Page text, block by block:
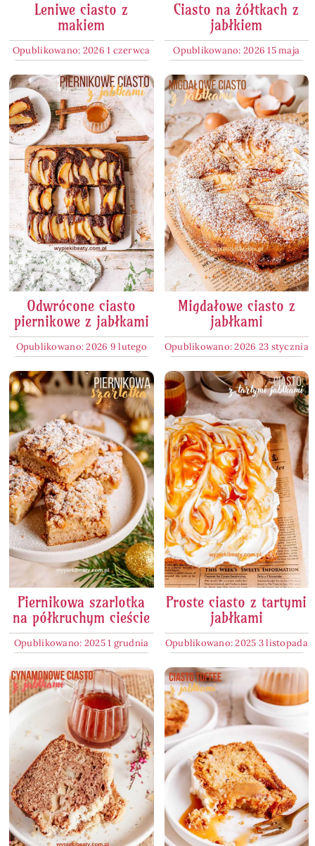
Leniwe ciasto z
makiem
Opublikowano: 2026 1 czerwca
Ciasto na żółtkach z
jabłkiem
Opublikowano: 2026 15 maja
Odwrócone ciasto
piernikowe z jabłkami
Opublikowano: 2026 9 lutego
Migdałowe ciasto z
jabłkami
Opublikowano: 2026 23 stycznia
Piernikowa szarlotka
na półkruchym cieście
Opublikowano: 2025 1 grudnia
Proste ciasto z tartymi
jabłkami
Opublikowano: 2025 3 listopada